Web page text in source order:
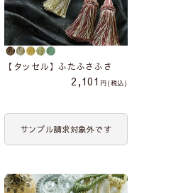
【タッセル】ふたふさふさ
2,101 税込
サンプル請求対象外です